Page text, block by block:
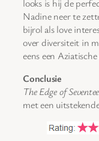
looks is hij de
Nadine neer te
bijrol als love
over diversiteit in
eens een
Conclusie
The Edge of
met een